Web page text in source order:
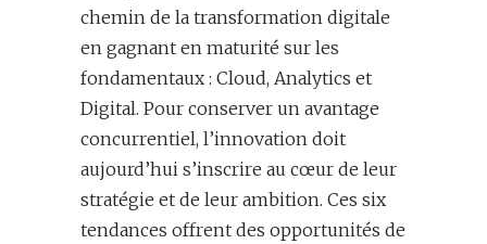
chemin de la transformation digitale
en gagnant en maturité sur les
fondamentaux : Cloud, Analytics et
Digital. Pour conserver un avantage
concurrentiel, l’innovation doit
aujourd’hui s’inscrire au cœur de leur
stratégie et de leur ambition. Ces six
tendances offrent des opportunités de